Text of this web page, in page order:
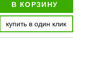
В КОРЗИНУ
купить в один клик